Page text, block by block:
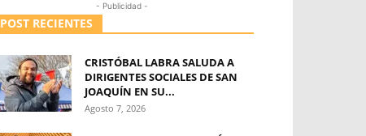
- Publicidad -
POST RECIENTES
CRISTÓBAL LABRA SALUDA A
DIRIGENTES SOCIALES DE SAN
JOAQUÍN EN SU...
Agosto 7, 2026